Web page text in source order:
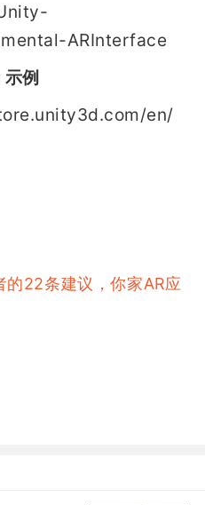
ARInterface
例
en/
22条建议，你家AR应